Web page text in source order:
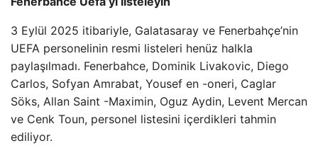
3 Eylül 2025 itibariyle, Galatasaray ve Fenerbahçe’nin
UEFA personelinin resmi listeleri henüz halkla
paylaşılmadı. Fenerbahce, Dominik Livakovic, Diego
Carlos, Sofyan Amrabat, Yousef en -oneri, Caglar
Söks, Allan Saint -Maximin, Oguz Aydin, Levent Mercan
ve Cenk Toun, personel listesini içerdikleri tahmin
ediliyor.